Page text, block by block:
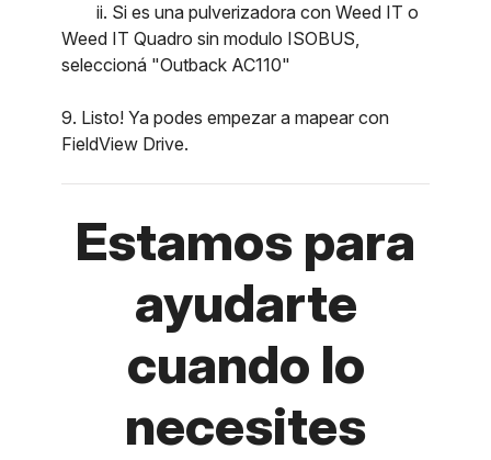
ii. Si es una pulverizadora con Weed IT o
Weed IT Quadro sin modulo ISOBUS,
seleccioná "Outback AC110"
9. Listo! Ya podes empezar a mapear con
FieldView Drive.
Estamos para
ayudarte
cuando lo
necesites